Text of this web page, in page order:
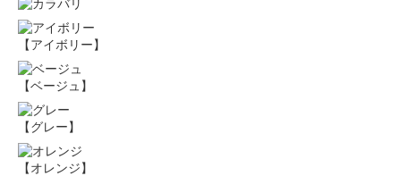
【アイボリー】
【ベージュ】
【グレー】
【オレンジ】